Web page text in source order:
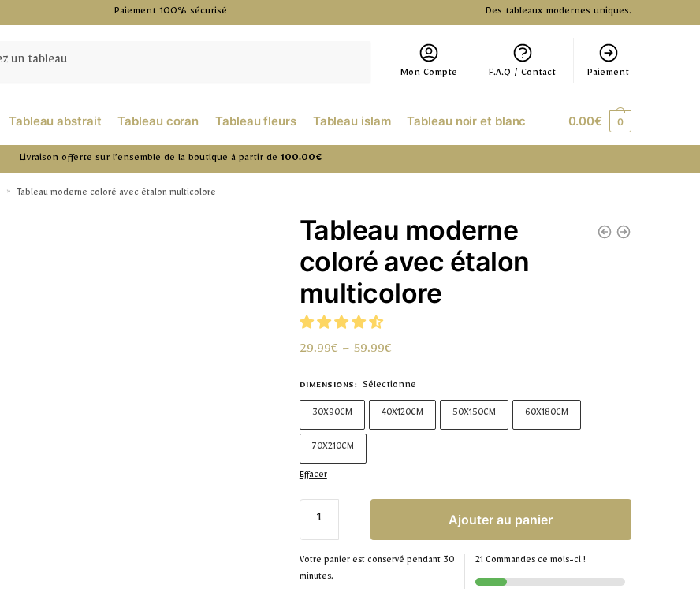
Paiement 100% sécurisé Des tableaux modernes uniques.
Mon Compte F.A.Q / Contact Paiement
Tableau abstrait Tableau coran Tableau fleurs Tableau islam Tableau noir et blanc 0.00€ 0
Livraison offerte sur l’ensemble de la boutique à partir de 100.00€
» Tableau moderne coloré avec étalon multicolore
Tableau moderne
coloré avec étalon
multicolore
29.99€ – 59.99€
DIMENSIONS: Sélectionne
30X90CM 40X120CM 50X150CM 60X180CM
70X210CM
Effacer
Ajouter au panier
Votre panier est conservé pendant 30
minutes.
21 Commandes ce mois-ci !